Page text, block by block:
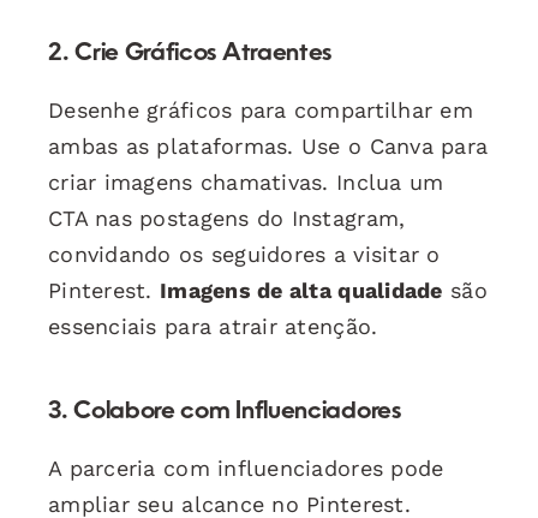
2. Crie Gráficos Atraentes
Desenhe gráficos para compartilhar em
ambas as plataformas. Use o Canva para
criar imagens chamativas. Inclua um
CTA nas postagens do Instagram,
convidando os seguidores a visitar o
Pinterest. Imagens de alta qualidade são
essenciais para atrair atenção.
3. Colabore com Influenciadores
A parceria com influenciadores pode
ampliar seu alcance no Pinterest.